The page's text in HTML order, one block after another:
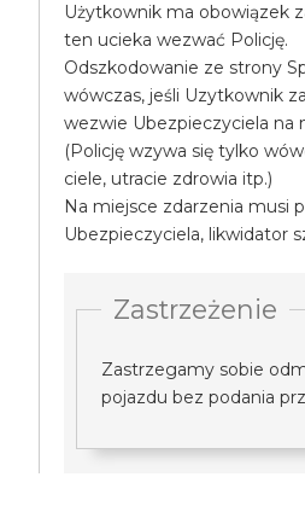
Użytkownik ma obowiązek
ten ucieka wezwać Policję.
Odszkodowanie ze strony
wówczas, jeśli Uzytkownik
wezwie Ubezpieczyciela na
(Policję wzywa się tylko
ciele, utracie zdrowia itp.)
Na miejsce zdarzenia musi
Ubezpieczyciela, likwidator
Zastrzeżenie
Zastrzegamy sobie
pojazdu bez podania